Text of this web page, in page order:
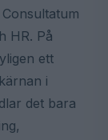
HR. På
ett
i
det bara